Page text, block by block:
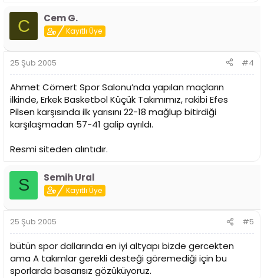
C Cem G.
Kayıtlı Üye
25 Şub 2005 #4
Ahmet Cömert Spor Salonu’nda yapılan maçların
ilkinde, Erkek Basketbol Küçük Takımımız, rakibi Efes
Pilsen karşısında ilk yarısını 22-18 mağlup bitirdiği
karşılaşmadan 57-41 galip ayrıldı.
Resmi siteden alıntıdır.
S Semih Ural
Kayıtlı Üye
25 Şub 2005 #5
bütün spor dallarında en iyi altyapı bizde gercekten
ama A takımlar gerekli desteği göremediği için bu
sporlarda basarısız gözüküyoruz.